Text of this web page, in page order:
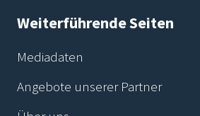
Weiterführende Seiten
Mediadaten
Angebote unserer Partner